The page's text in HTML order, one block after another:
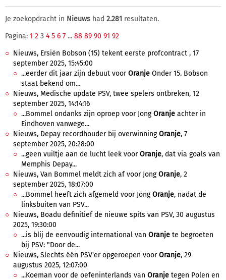
Je zoekopdracht in Nieuws had 2.281 resultaten.
Pagina: 1 2 3 4 5 6 7 ... 88 89 90 91 92
Nieuws, Ersiën Bobson (15) tekent eerste profcontract , 17
september 2025, 15:45:00
...eerder dit jaar zijn debuut voorOranje Onder 15. Bobson
staat bekend om...
Nieuws, Medische update PSV, twee spelers ontbreken, 12
september 2025, 14:14:16
...Bommel ondanks zijn oproep voor JongOranje achter in
Eindhoven vanwege...
Nieuws, Depay recordhouder bij overwinningOranje, 7
september 2025, 20:28:00
...geen vuiltje aan de lucht leek voorOranje, dat via goals van
Memphis Depay...
Nieuws, Van Bommel meldt zich af voor JongOranje, 2
september 2025, 18:07:00
...Bommel heeft zich afgemeld voor JongOranje, nadat de
linksbuiten van PSV...
Nieuws, Boadu definitief de nieuwe spits van PSV, 30 augustus
2025, 19:30:00
...is blij de eenvoudig international van Oranje te begroeten
bij PSV: "Door de...
Nieuws, Slechts één PSV'er opgeroepen voorOranje, 29
augustus 2025, 12:07:00
...Koeman voor de oefeninterlands van Oranje tegen Polen en